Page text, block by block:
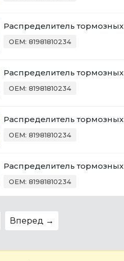
Распределитель
OEM: 81981810234
Распределитель
OEM: 81981810234
Распределитель
OEM: 81981810234
Распределитель
OEM: 81981810234
Вперед →